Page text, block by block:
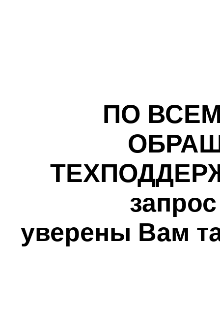
ПО
уверены Вам